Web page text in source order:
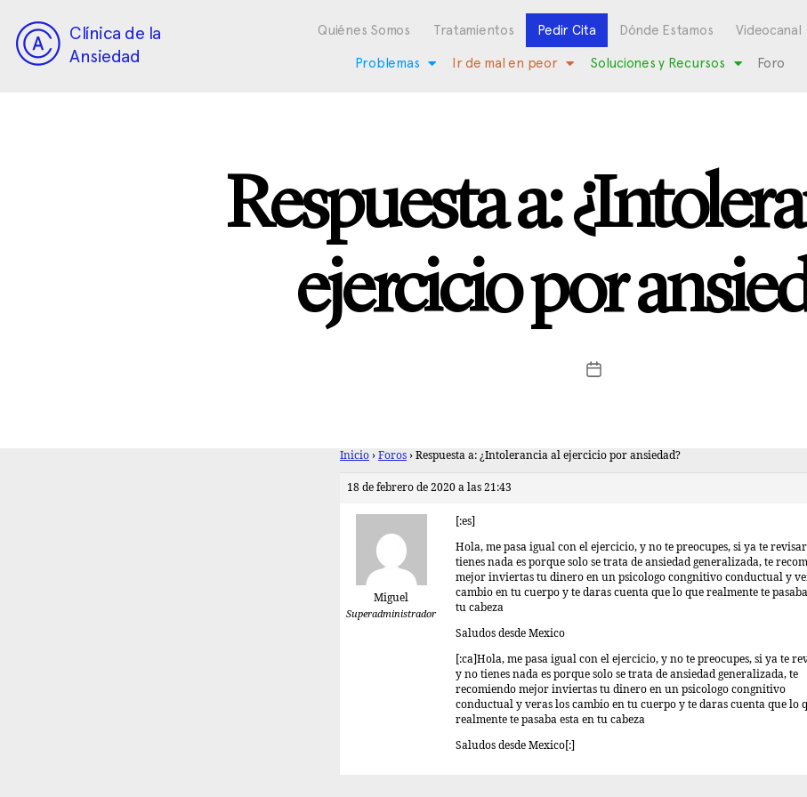
Clínica de la
Ansiedad
Quiénes Somos Tratamientos Pedir Cita Dónde Estamos Videocanal
Problemas Ir de mal en peor Soluciones y Recursos Foro
Respuesta a:
ejercicio por
Inicio › Foros › Respuesta a: ¿Intolerancia al ejercicio por ansiedad?
18 de febrero de 2020 a las 21:43
Miguel
Superadministrador
[:es]
Hola, me pasa igual con el ejercicio, y no te preocupes, si ya te
tienes nada es porque solo se trata de ansiedad generalizada, te
mejor inviertas tu dinero en un psicologo congnitivo conductual y
cambio en tu cuerpo y te daras cuenta que lo que realmente te
tu cabeza
Saludos desde Mexico
[:ca]Hola, me pasa igual con el ejercicio, y no te preocupes, si ya te
y no tienes nada es porque solo se trata de ansiedad generalizada, te
recomiendo mejor inviertas tu dinero en un psicologo congnitivo
conductual y veras los cambio en tu cuerpo y te daras cuenta que lo
realmente te pasaba esta en tu cabeza
Saludos desde Mexico[:]